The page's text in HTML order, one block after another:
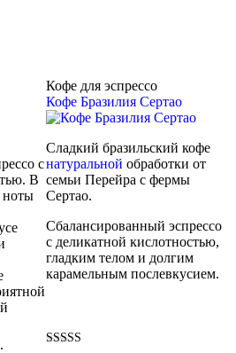
Кофе для эспрессо
Кофе Бразилия Сертао
Сладкий бразильский кофе
натуральной обработки от
семьи Перейра с фермы
Сертао.
Сбалансированный эспрессо
с деликатной кислотностью,
гладким телом и долгим
карамельным послевкусием.
с
В
ноты